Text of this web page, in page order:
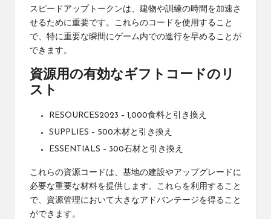
スピードアップトークンは、建物や訓練の時間を加速さ
せるために重要です。これらのコードを使用すること
で、特に重要な瞬間にゲーム内での進行を早めることが
できます。
資源用の有効なギフトコードのリ
スト
RESOURCES2023 – 1,000食料と引き換え
SUPPLIES – 500木材と引き換え
ESSENTIALS – 300石材と引き換え
これらの資源コードは、基地の建設やアップグレードに
必要な重要な材料を提供します。これらを利用すること
で、資源管理において大きなアドバンテージを得ること
ができます。